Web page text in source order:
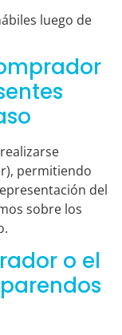
luego de
permitiendo
del
sobre los
o el